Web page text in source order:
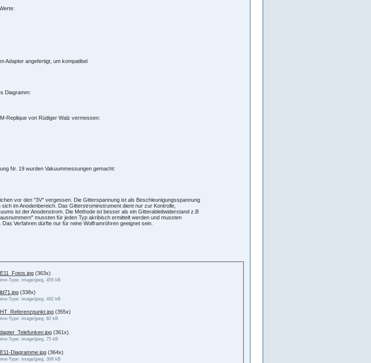
Adapter angefertigt, um kompatibel
Diagramm:
Replique von Rüdiger Walz vermessen:
Nr. 19 wurden Vakuummessungen gemacht:
vor den "3V" vergessen. Die Gitterspannung ist als Beschleunigungsspannung
im Anodenbereich. Das Gitterstrominstrument dient nur zur Kontrolle,
ist der Anodenstrom. Die Methode ist besser als ein Gitterableitwiderstand z.B
mussten für jeden Typ akribisch ermittelt werden und mussten
Verfahren dürfte nur für reine Wolframröhren geeignet sein.
(363x)
Type: image/jpeg, 455 kB
(338x)
Type: image/jpeg, 492 kB
(355x)
Type: image/jpeg, 82 kB
(361x)
Type: image/jpeg, 75 kB
Diagramme.jpg (364x)
Type: image/jpeg, 308 kB